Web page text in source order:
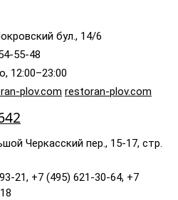
бул., 14/6
55-48
12:00–23:00
plov.com restoran-plov.com
Черкасский пер., 15-17, стр.
21, +7 (495) 621-30-64, +7